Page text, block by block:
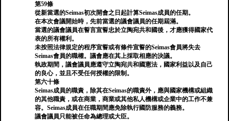
第59條
從新當選的Seimas初次開會之日起計算Seimas成員的任期。
在本次會議開始時，先前當選的議會議員的任期屆滿。
當選的議會議員在誓言宣誓忠於立陶宛共和國後，才應獲得國家代
表的所有權利。
未按照法律規定的程序宣誓或有條件宣誓的Seimas會員將失去
Seimas會員的職權。議會應在其上採取相應的決議。
執政期間，議會議員應遵守立陶宛共和國憲法，國家利益以及自己
的良心，並且不受任何授權的限制。
第六十條
Seimas成員的職責，除其在Seimas的職責外，應與國家機構或組織
的其他職責，或在商業，商業或其他私人機構或企業中的工作不兼
容。Seimas成員在任職期間應免除執行國防服務的義務。
議會議員只能被任命為總理或大臣。